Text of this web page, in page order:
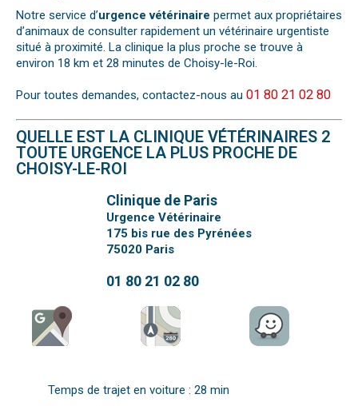
Notre service d’urgence vétérinaire permet aux propriétaires
d’animaux de consulter rapidement un vétérinaire urgentiste
situé à proximité. La clinique la plus proche se trouve à
environ 18 km et 28 minutes de Choisy-le-Roi.
Pour toutes demandes, contactez-nous au 01 80 21 02 80
QUELLE EST LA CLINIQUE VÉTÉRINAIRES 2
TOUTE URGENCE LA PLUS PROCHE DE
CHOISY-LE-ROI
Clinique de Paris
Urgence Vétérinaire
175 bis rue des Pyrénées
75020 Paris
01 80 21 02 80
Temps de trajet en voiture : 28 min